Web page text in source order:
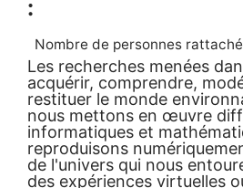
:
Nombre de personnes
Les recherches menées
acquérir, comprendre,
restituer le monde
nous mettons en œuvre
informatiques et
reproduisons
de l'univers qui nous
des expériences virtuelles